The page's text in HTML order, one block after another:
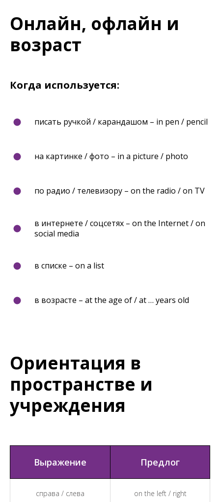
Онлайн, офлайн и
возраст
Когда используется:
писать ручкой / карандашом – in pen / pencil
на картинке / фото – in a picture / photo
по радио / телевизору – on the radio / on TV
в интернете / соцсетях – on the Internet / on
social media
в списке – on a list
в возрасте – at the age of / at … years old
Ориентация в
пространстве и
учреждения
Выражение Предлог
справа / слева on the left / right